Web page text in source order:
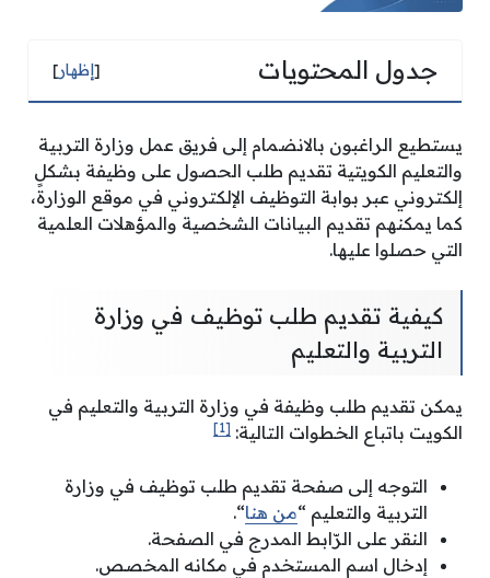
جدول المحتويات [إظهار]
يستطيع الراغبون بالانضمام إلى فريق عمل وزارة التربية
والتعليم الكويتية تقديم طلب الحصول على وظيفة بشكلٍ
إلكتروني عبر بوابة التوظيف الإلكتروني في موقع الوزارة،
كما يمكنهم تقديم البيانات الشخصية والمؤهلات العلمية
التي حصلوا عليها.
كيفية تقديم طلب توظيف في وزارة
التربية والتعليم
يمكن تقديم طلب وظيفة في وزارة التربية والتعليم في
الكويت باتباع الخطوات التالية: [1]
التوجه إلى صفحة تقديم طلب توظيف في وزارة
التربية والتعليم “من هنا“.
النقر على الرّابط المدرج في الصفحة.
إدخال اسم المستخدم في مكانه المخصص.